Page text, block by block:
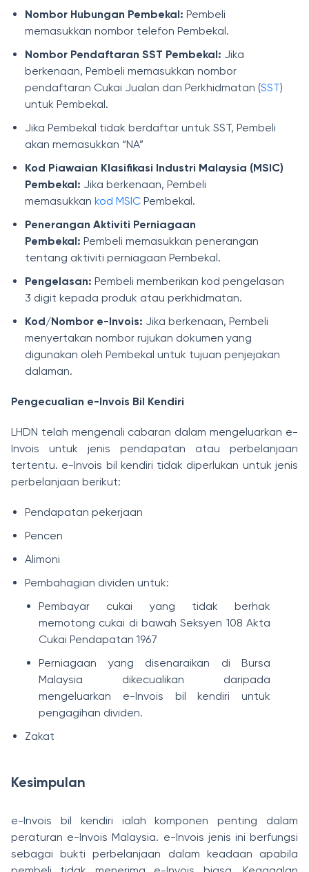
Nombor Hubungan Pembekal: Pembeli
memasukkan nombor telefon Pembekal.
Nombor Pendaftaran SST Pembekal: Jika
berkenaan, Pembeli memasukkan nombor
pendaftaran Cukai Jualan dan Perkhidmatan (SST)
untuk Pembekal.
Jika Pembekal tidak berdaftar untuk SST, Pembeli
akan memasukkan “NA”
Kod Piawaian Klasifikasi Industri Malaysia (MSIC)
Pembekal: Jika berkenaan, Pembeli
memasukkan kod MSIC Pembekal.
Penerangan Aktiviti Perniagaan
Pembekal: Pembeli memasukkan penerangan
tentang aktiviti perniagaan Pembekal.
Pengelasan: Pembeli memberikan kod pengelasan
3 digit kepada produk atau perkhidmatan.
Kod/Nombor e-Invois: Jika berkenaan, Pembeli
menyertakan nombor rujukan dokumen yang
digunakan oleh Pembekal untuk tujuan penjejakan
dalaman.
Pengecualian e-Invois Bil Kendiri
LHDN telah mengenali cabaran dalam mengeluarkan e-
Invois untuk jenis pendapatan atau perbelanjaan
tertentu. e-Invois bil kendiri tidak diperlukan untuk jenis
perbelanjaan berikut:
Pendapatan pekerjaan
Pencen
Alimoni
Pembahagian dividen untuk:
Pembayar cukai yang tidak berhak
memotong cukai di bawah Seksyen 108 Akta
Cukai Pendapatan 1967
Perniagaan yang disenaraikan di Bursa
Malaysia dikecualikan daripada
mengeluarkan e-Invois bil kendiri untuk
pengagihan dividen.
Zakat
Kesimpulan
e-Invois bil kendiri ialah komponen penting dalam
peraturan e-Invois Malaysia. e-Invois jenis ini berfungsi
sebagai bukti perbelanjaan dalam keadaan apabila